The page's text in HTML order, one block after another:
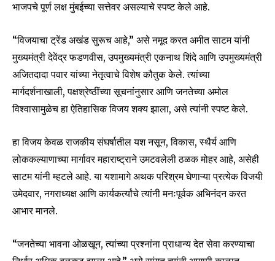
Join our community of
SUBSCRIBERS and be part of the
conversation.
or click the subscribe button below. Don't worry, we respect
your privacy and won't spam your inbox. Your information is
भाजपचे पूर्ण लक्ष मुंबईच्या सत्तेवर असल्याचे स्पष्ट केले आहे.
“विजयाचा ट्रेंड अखंड सुरूच आहे,” असे नमूद करत अमीत साटम यांनी
मुख्यमंत्री देवेंद्र फडणवीस, उपमुख्यमंत्री एकनाथ शिंदे आणि उपमुख्यमंत्री
अजितदादा पवार यांच्या नेतृत्वाचे विशेष कौतुक केले. त्यांच्या
मार्गदर्शनाखाली, पक्षश्रेष्ठींच्या सूचनांनुसार आणि जनतेच्या अमोल
विश्वासामुळेच हा ऐतिहासिक विजय शक्य झाला, असे त्यांनी स्पष्ट केले.
हा विजय केवळ राजकीय संघर्षातील यश नसून, विकास, स्थैर्य आणि
लोककल्याणाच्या मार्गावर महाराष्ट्राने उमटवलेली ठळक मोहर आहे, असेही
साटम यांनी म्हटले आहे. या यशामागे अथक परिश्रम घेणाऱ्या प्रत्येक विजयी
उमेदवार, नगराध्यक्ष आणि कार्यकर्त्यांचे त्यांनी मनःपूर्वक अभिनंदन करत
आभार मानले.
“जनतेच्या भावना ओळखून, त्यांच्या प्रश्नांना प्राधान्य देत सेवा करण्याचा